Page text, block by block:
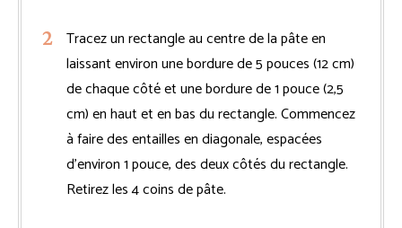
Tracez un rectangle au centre de la pâte en
laissant environ une bordure de 5 pouces (12 cm)
de chaque côté et une bordure de 1 pouce (2,5
cm) en haut et en bas du rectangle. Commencez
à faire des entailles en diagonale, espacées
d’environ 1 pouce, des deux côtés du rectangle.
Retirez les 4 coins de pâte.